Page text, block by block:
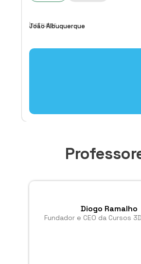
Instrutor
João Albuquerque
Diogo Ramalho
Fundador e CEO da Cursos